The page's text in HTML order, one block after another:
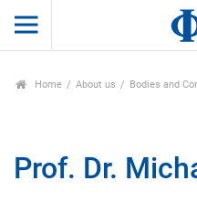
Home About us Bodies and
Prof. Dr.